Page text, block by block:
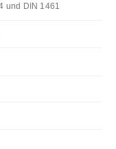
und DIN 1461